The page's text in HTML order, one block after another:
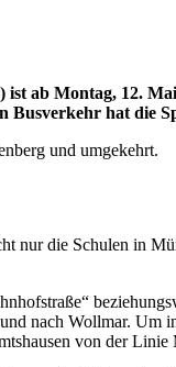
ab Montag, 12.
Busverkehr hat die
und umgekehrt.
nur die Schulen in
nach Wollmar. Um
von der Linie